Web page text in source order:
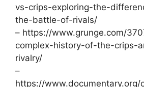
vs-crips-exploring-the-
the-battle-of-rivals/
– https://www.grunge.com/
complex-history-of-the-crips-
rivalry/
–
https://www.documentary.org/